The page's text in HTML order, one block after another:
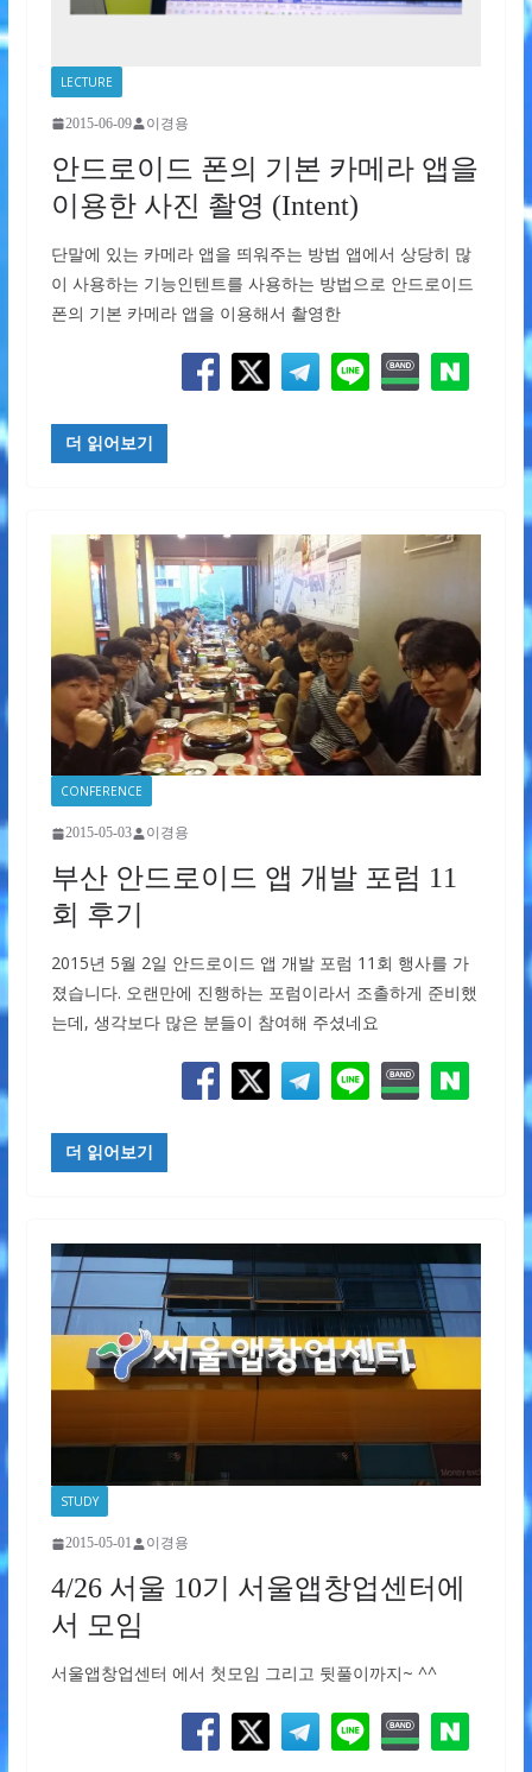
LECTURE
2015-06-09 이경용
안드로이드 폰의 기본 카메라 앱을
이용한 사진 촬영 (Intent)
단말에 있는 카메라 앱을 띄워주는 방법 앱에서 상당히 많
이 사용하는 기능인텐트를 사용하는 방법으로 안드로이드
폰의 기본 카메라 앱을 이용해서 촬영한
더 읽어보기
CONFERENCE
2015-05-03 이경용
부산 안드로이드 앱 개발 포럼 11
회 후기
2015년 5월 2일 안드로이드 앱 개발 포럼 11회 행사를 가
졌습니다. 오랜만에 진행하는 포럼이라서 조촐하게 준비했
는데, 생각보다 많은 분들이 참여해 주셨네요
더 읽어보기
STUDY
2015-05-01 이경용
4/26 서울 10기 서울앱창업센터에
서 모임
서울앱창업센터 에서 첫모임 그리고 뒷풀이까지~ ^^